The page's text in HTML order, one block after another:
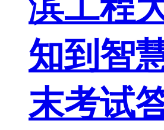
滨工程
知到智
末考试